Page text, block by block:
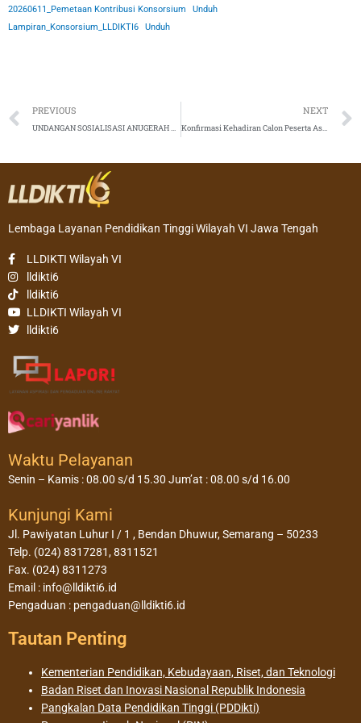
20260611_Pemetaan Kontribusi Konsorsium
Unduh
Lampiran_Konsorsium_LLDIKTI6
Unduh
Prev
PREVIOUS
UNDANGAN SOSIALISASI ANUGERAH HUMAS DIKTISAINTEK (AHD) 2026
NEXT
Konfirmasi Kehadiran Calon Peserta Asistensi Penulisan Artikel Ilmiah pada Jurnal Internasional Bereputasi
Lembaga Layanan Pendidikan Tinggi Wilayah VI Jawa Tengah
LLDIKTI Wilayah VI
lldikti6
lldikti6
LLDIKTI Wilayah VI
lldikti6
Waktu Pelayanan
Senin – Kamis : 08.00 s/d 15.30 Jum’at : 08.00 s/d 16.00
Kunjungi Kami
Jl. Pawiyatan Luhur I / 1 , Bendan Dhuwur, Semarang – 50233
Telp. (024) 8317281, 8311521
Fax. (024) 8311273
Email : info@lldikti6.id
Pengaduan : pengaduan@lldikti6.id
Tautan Penting
Kementerian Pendidikan, Kebudayaan, Riset, dan Teknologi
Badan Riset dan Inovasi Nasional Republik Indonesia
Pangkalan Data Pendidikan Tinggi (PDDikti)